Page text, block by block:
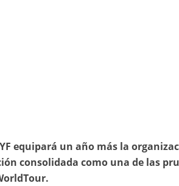
equipará un año más la
consolidada como una de las